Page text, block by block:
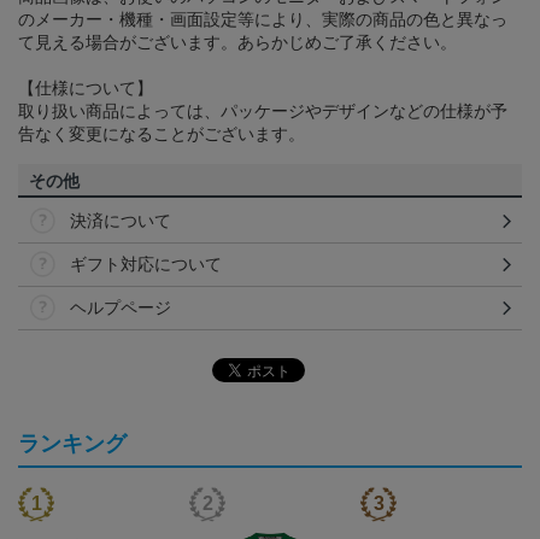
のメーカー・機種・画面設定等により、実際の商品の色と異なっ
て見える場合がございます。あらかじめご了承ください。
【仕様について】
取り扱い商品によっては、パッケージやデザインなどの仕様が予
告なく変更になることがございます。
その他
決済について
ギフト対応について
ヘルプページ
ランキング